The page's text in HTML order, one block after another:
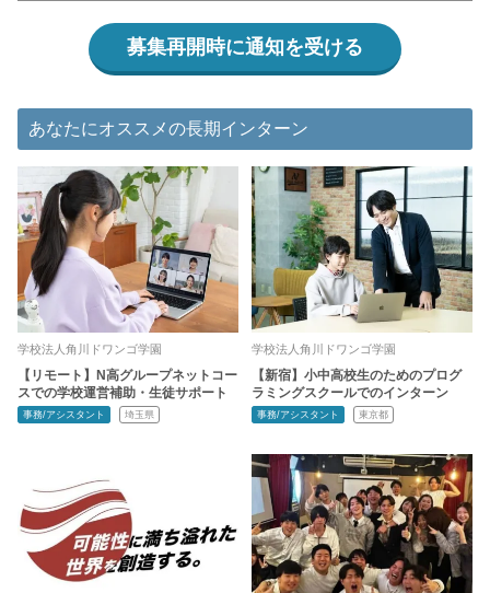
募集再開時に通知を受ける
あなたにオススメの長期インターン
学校法人角川ドワンゴ学園
【リモート】N高グループネットコー
スでの学校運営補助・生徒サポート
事務/アシスタント 埼玉県
学校法人角川ドワンゴ学園
【新宿】小中高校生のためのプログ
ラミングスクールでのインターン
事務/アシスタント 東京都